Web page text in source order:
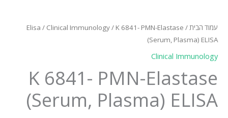
עמוד הבית/
Elisa / Clinical Immunology/ K 6841- PMN-Elastase
(Serum, Plasma) ELISA
Clinical Immunology
K 6841- PMN-Elastase
(Serum, Plasma) ELISA